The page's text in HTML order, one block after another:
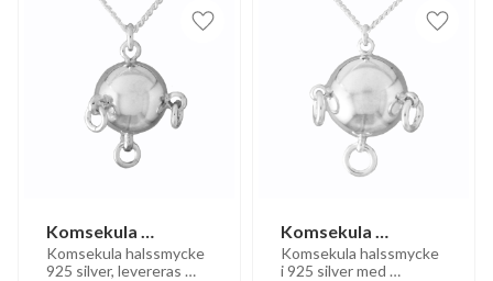
Komsekula
halssmycke
Komsekula halssmycke
925 silver, levereras
Lägg till i favoriter
Komsekula
halssmycke
Komsekula halssmycke
i 925 silver med
Lägg